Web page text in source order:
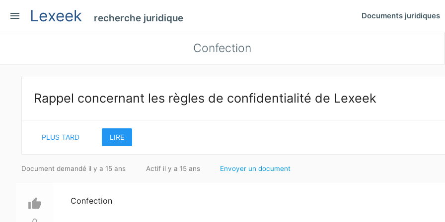
menu Lexeek recherche juridique Documents juridiques
Confection
Rappel concernant les règles de confidentialité de Lexeek
PLUS TARD LIRE
Document demandé il y a 15 ans Actif il y a 15 ans Envoyer un document
thumb_up Confection